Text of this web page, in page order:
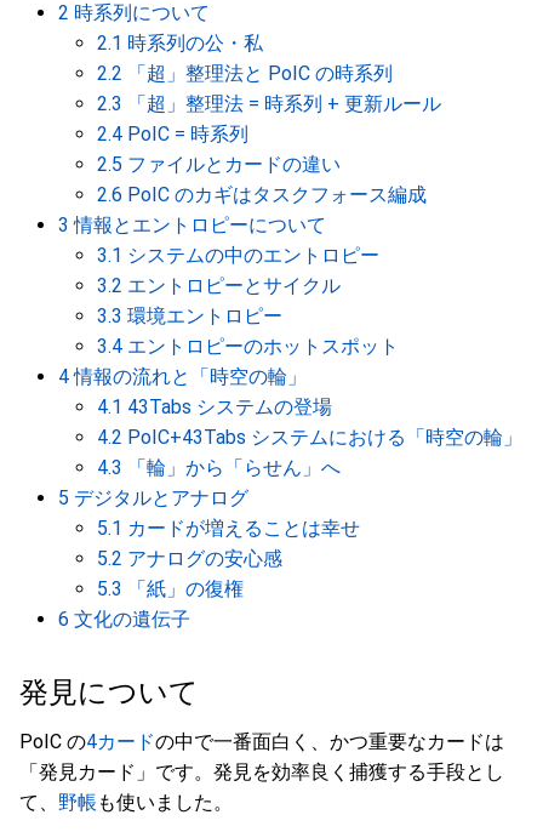
2 時系列について
2.1 時系列の公・私
2.2 「超」整理法と PoIC の時系列
2.3 「超」整理法 = 時系列 + 更新ルール
2.4 PoIC = 時系列
2.5 ファイルとカードの違い
2.6 PoIC のカギはタスクフォース編成
3 情報とエントロピーについて
3.1 システムの中のエントロピー
3.2 エントロピーとサイクル
3.3 環境エントロピー
3.4 エントロピーのホットスポット
4 情報の流れと「時空の輪」
4.1 43Tabs システムの登場
4.2 PoIC+43Tabs システムにおける「時空の輪」
4.3 「輪」から「らせん」へ
5 デジタルとアナログ
5.1 カードが増えることは幸せ
5.2 アナログの安心感
5.3 「紙」の復権
6 文化の遺伝子
発見について
PoIC の4カードの中で一番面白く、かつ重要なカードは
「発見カード」です。発見を効率良く捕獲する手段とし
て、 野帳 も使いました。